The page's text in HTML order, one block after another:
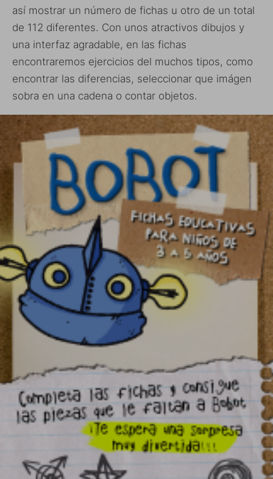
así mostrar un número de fichas u otro de un total
de 112 diferentes. Con unos atractivos dibujos y
una interfaz agradable, en las fichas
encontraremos ejercicios del muchos tipos, como
encontrar las diferencias, seleccionar que imágen
sobra en una cadena o contar objetos.